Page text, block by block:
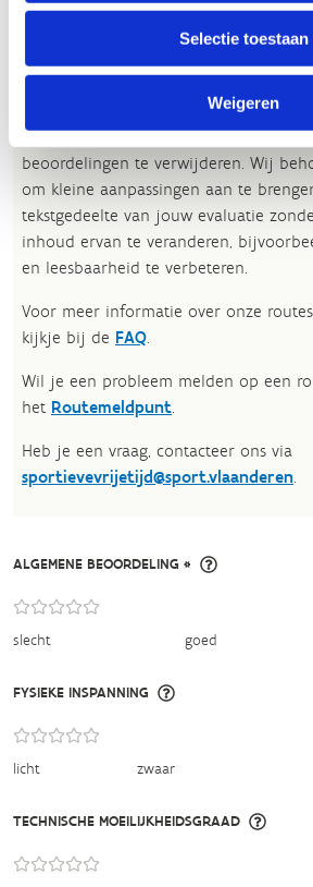
Selectie toestaan
Weigeren
te brengen en andere mountainbikers
In onze
oprecht nuttige beoordeling te
onze richtlijnen niet, dan kunnen wij
beoordelingen te verwijderen. Wij
om kleine aanpassingen aan te
tekstgedeelte van jouw evaluatie
inhoud ervan te veranderen,
en leesbaarheid te verbeteren.​
Voor meer informatie over onze
kijkje bij de FAQ.
Wil je een probleem melden op een
het Routemeldpunt.
Heb je een vraag, contacteer ons via
sportievevrijetijd@sport.vlaanderen.​
ALGEMENE BEOORDELING *
slecht goed
FYSIEKE INSPANNING
licht zwaar
TECHNISCHE MOEILIJKHEIDSGRAAD